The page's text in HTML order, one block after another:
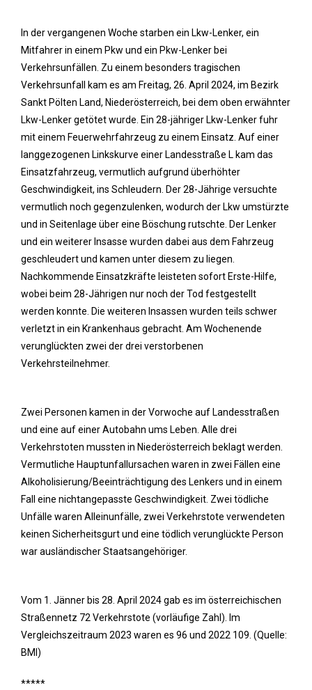
In der vergangenen Woche starben ein Lkw-Lenker, ein
Mitfahrer in einem Pkw und ein Pkw-Lenker bei
Verkehrsunfällen. Zu einem besonders tragischen
Verkehrsunfall kam es am Freitag, 26. April 2024, im Bezirk
Sankt Pölten Land, Niederösterreich, bei dem oben erwähnter
Lkw-Lenker getötet wurde. Ein 28-jähriger Lkw-Lenker fuhr
mit einem Feuerwehrfahrzeug zu einem Einsatz. Auf einer
langgezogenen Linkskurve einer Landesstraße L kam das
Einsatzfahrzeug, vermutlich aufgrund überhöhter
Geschwindigkeit, ins Schleudern. Der 28-Jährige versuchte
vermutlich noch gegenzulenken, wodurch der Lkw umstürzte
und in Seitenlage über eine Böschung rutschte. Der Lenker
und ein weiterer Insasse wurden dabei aus dem Fahrzeug
geschleudert und kamen unter diesem zu liegen.
Nachkommende Einsatzkräfte leisteten sofort Erste-Hilfe,
wobei beim 28-Jährigen nur noch der Tod festgestellt
werden konnte. Die weiteren Insassen wurden teils schwer
verletzt in ein Krankenhaus gebracht. Am Wochenende
verunglückten zwei der drei verstorbenen
Verkehrsteilnehmer.
Zwei Personen kamen in der Vorwoche auf Landesstraßen
und eine auf einer Autobahn ums Leben. Alle drei
Verkehrstoten mussten in Niederösterreich beklagt werden.
Vermutliche Hauptunfallursachen waren in zwei Fällen eine
Alkoholisierung/Beeinträchtigung des Lenkers und in einem
Fall eine nichtangepasste Geschwindigkeit. Zwei tödliche
Unfälle waren Alleinunfälle, zwei Verkehrstote verwendeten
keinen Sicherheitsgurt und eine tödlich verunglückte Person
war ausländischer Staatsangehöriger.
Vom 1. Jänner bis 28. April 2024 gab es im österreichischen
Straßennetz 72 Verkehrstote (vorläufige Zahl). Im
Vergleichszeitraum 2023 waren es 96 und 2022 109. (Quelle:
BMI)
*****